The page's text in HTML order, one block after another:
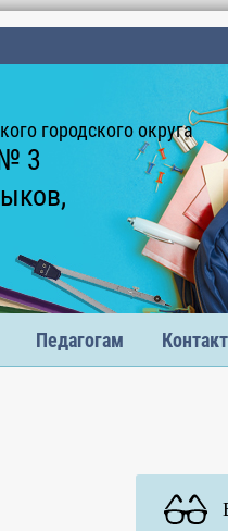
городского округа
3
Педагогам